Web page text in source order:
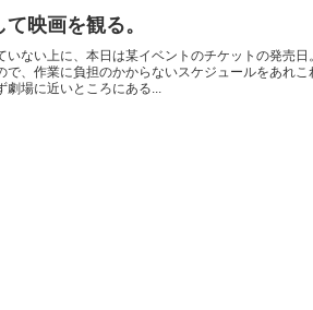
映画を観る。
いない上に、本日は某イベントのチケットの発売
で、作業に負担のかからないスケジュールをあれ
場に近いところにある...